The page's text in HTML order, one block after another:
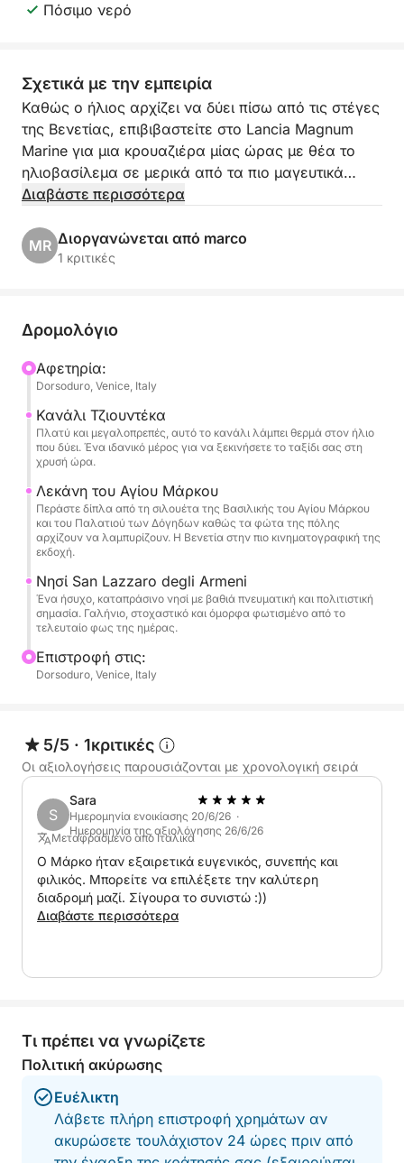
Πόσιμο νερό
Σχετικά με την εμπειρία
Καθώς ο ήλιος αρχίζει να δύει πίσω από τις στέγες
της Βενετίας, επιβιβαστείτε στο Lancia Magnum
Marine για μια κρουαζιέρα μίας ώρας με θέα το
ηλιοβασίλεμα σε μερικά από τα πιο μαγευτικά
νερά της λιμνοθάλασσας. Με αναχώρηση από το
θέση στην πρώτη σειρά για να δείτε ένα από τα πιο
μαγευτικά φυσικά θεάματα στον κόσμο: το
ιστιοπλοΐα του, το Lancia Magnum Marine
προσφέρει στυλ και άνεση. Συνοδευόμενοι από
έναν τοπικό ξεναγό, θα πλεύσετε μέσα από
εμβληματικά κανάλια και σε ήρεμα νησιά,
βυθιζόμενοι στην ιστορία, τις ιστορίες και τις
καθώς ο ουρανός γίνεται χρυσός και ροζ. Ιδανικό
για ζευγάρια, φωτογράφους ή ονειροπόλους που
αναζητούν ομορφιά και γαλήνη.
Διαβάστε περισσότερα
MR Διοργανώνεται από marco
1 κριτικές
Δρομολόγιο
Αφετηρία:
Dorsoduro, Venice, Italy
Κανάλι Τζιουντέκα
Πλατύ και μεγαλοπρεπές, αυτό το κανάλι λάμπει θερμά στον ήλιο
που δύει. Ένα ιδανικό μέρος για να ξεκινήσετε το ταξίδι σας στη
χρυσή ώρα.
Λεκάνη του Αγίου Μάρκου
Περάστε δίπλα από τη σιλουέτα της Βασιλικής του Αγίου Μάρκου
και του Παλατιού των Δόγηδων καθώς τα φώτα της πόλης
αρχίζουν να λαμπυρίζουν. Η Βενετία στην πιο κινηματογραφική της
εκδοχή.
Νησί San Lazzaro degli Armeni
Ένα ήσυχο, καταπράσινο νησί με βαθιά πνευματική και πολιτιστική
σημασία. Γαλήνιο, στοχαστικό και όμορφα φωτισμένο από το
τελευταίο φως της ημέρας.
Επιστροφή στις:
Dorsoduro, Venice, Italy
5/5 · 1κριτικές
Οι αξιολογήσεις παρουσιάζονται με χρονολογική σειρά
S
Sara
Ημερομηνία ενοικίασης 20/6/26 ·
Ημερομηνία της αξιολόγησης 26/6/26
Μεταφρασμένο από Ιταλικά
Ο Μάρκο ήταν εξαιρετικά ευγενικός, συνεπής και
φιλικός. Μπορείτε να επιλέξετε την καλύτερη
διαδρομή μαζί. Σίγουρα το συνιστώ :))
Διαβάστε περισσότερα
Τι πρέπει να γνωρίζετε
Πολιτική ακύρωσης
Ευέλικτη
Λάβετε πλήρη επιστροφή χρημάτων αν
ακυρώσετε τουλάχιστον 24 ώρες πριν από